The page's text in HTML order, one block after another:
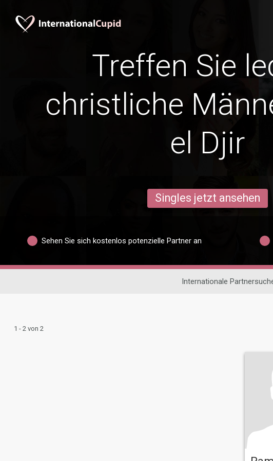
Treffen Sie
christliche
el Djir
Singles jetzt ansehen
Sehen Sie sich kostenlos potenzielle Partner an
Internationale
1 - 2 von 2